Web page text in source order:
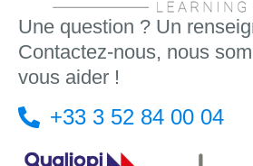
Une question ? Un
Contactez-nous, nous
vous aider !
+33 3 52 84 00 04